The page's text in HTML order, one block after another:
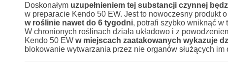
Doskonałym uzupełnieniem tej substancji czynnej
w preparacie Kendo 50 EW. Jest to nowoczesny produkt
w roślinie nawet do 6 tygodni, potrafi szybko wniknąć w
W chronionych roślinach działa układowo i z
Kendo 50 EW w miejscach zaatakowanych wykazuje
blokowanie wytwarzania przez nie organów służących